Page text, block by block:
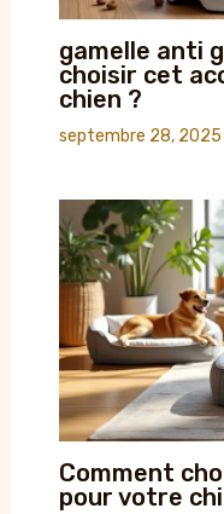
gamelle anti
choisir cet
chien ?
septembre 28, 2025
Comment
pour votre